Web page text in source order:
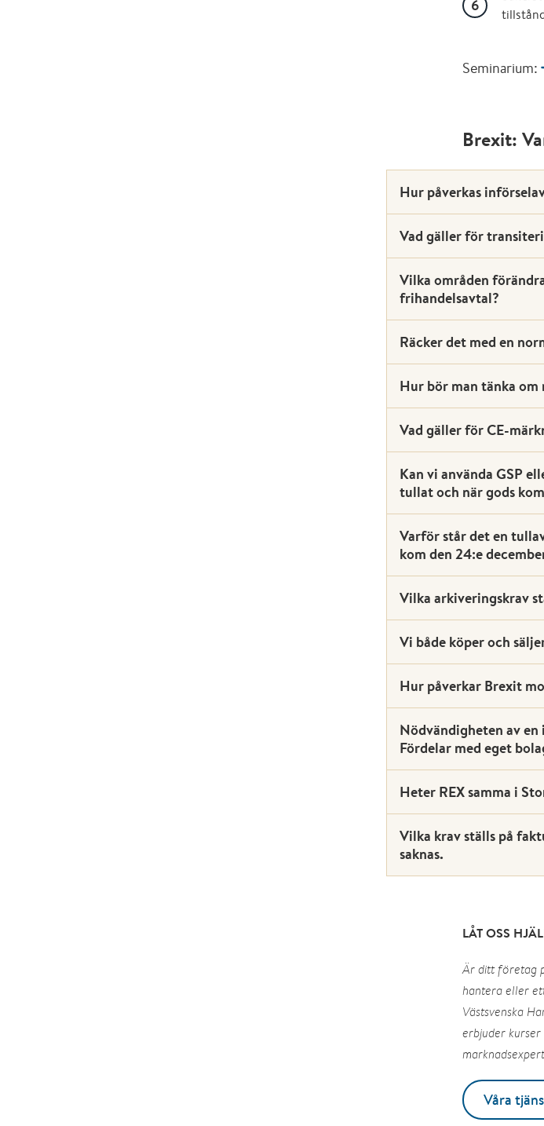
Seminarium:
Brexit:
Hur påverkas
Vad gäller för
Vilka områden
frihandelsavtal?
Räcker det med en
Hur bör man tänka om
Vad gäller för CE-
Kan vi använda GSP
tullat och när gods
Varför står det en
kom den 24:e
Vilka arkiveringskrav
Vi både köper och
Hur påverkar Brexit
Nödvändigheten av
Fördelar med eget
Heter REX samma i
Vilka krav ställs på
saknas.
LÅT OSS
Är ditt företag
hantera eller
Västsvenska
erbjuder
Våra